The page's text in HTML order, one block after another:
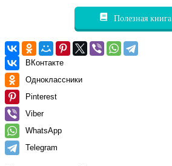
Полезная книга
ВКонтакте
Одноклассники
Pinterest
Viber
WhatsApp
Telegram